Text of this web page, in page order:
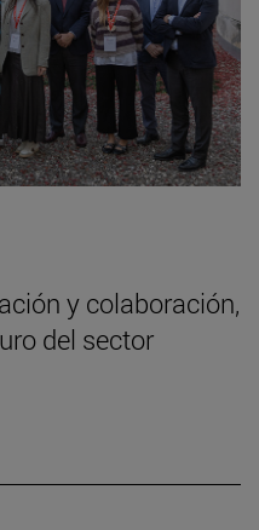
y colaboración,
del sector